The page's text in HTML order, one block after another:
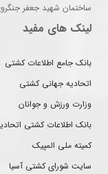
ساختمان شهید جعفر
لینک های مفید
بانک جامع اطلاعات کشتی
اتحادیه جهانی کشتی
وزارت ورزش و جوانان
بانک اطلاعات کشتی
کمیته ملی المپیک
سایت شورای کشتی آسیا